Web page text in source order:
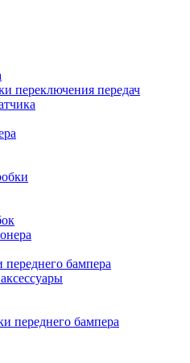
переключения передач
переднего бампера
переднего бампера